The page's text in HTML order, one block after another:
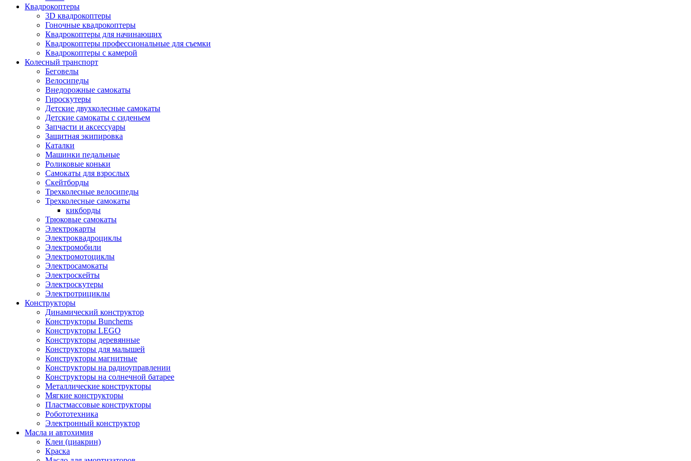
Квадрокоптеры
3D квадрокоптеры
Гоночные квадрокоптеры
Квадрокоптеры для начинающих
Квадрокоптеры профессиональные для съемки
Квадрокоптеры с камерой
Колесный транспорт
Беговелы
Велосипеды
Внедорожные самокаты
Гироскутеры
Детские двухколесные самокаты
Детские самокаты с сиденьем
Запчасти и аксессуары
Защитная экипировка
Каталки
Машинки педальные
Роликовые коньки
Самокаты для взрослых
Скейтборды
Трехколесные велосипеды
Трехколесные самокаты
кикборды
Трюковые самокаты
Электрокарты
Электроквадроциклы
Электромобили
Электромотоциклы
Электросамокаты
Электроскейты
Электроскутеры
Электротрициклы
Конструкторы
Динамический конструктор
Конструкторы Bunchems
Конструкторы LEGO
Конструкторы деревянные
Конструкторы для малышей
Конструкторы магнитные
Конструкторы на радиоуправлении
Конструкторы на солнечной батарее
Металлические конструкторы
Мягкие конструкторы
Пластмассовые конструкторы
Робототехника
Электронный конструктор
Масла и автохимия
Клеи (циакрин)
Краска